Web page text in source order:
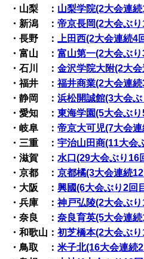
・山梨 ： 山梨学院(2大会連
・新潟 ：帝京長岡(2大会ぶ
・長野 ：
上田西(2大会連続4
・富山 ：富山第一(2大会ぶ
・石川 ：金沢学院大附(2大
・福井 ：福井商業(2大会連
・静岡 ：浜松開誠館(3大会
・愛知 ：東海学園(5大会ぶ
・岐阜 ：帝京大可児(7大会
・三重 ：宇治山田商(11大会
・滋賀 ： 水口(29大会ぶり16
・京都 ：京都橘(3大会連続
・大阪 ：興國(6大会ぶり2回
・兵庫 ：神戸弘陵(2大会ぶ
・奈良 ：奈良育英(5大会連
・和歌山：初芝橋本(2大会ぶ
・鳥取 ：米子北(16大会連続